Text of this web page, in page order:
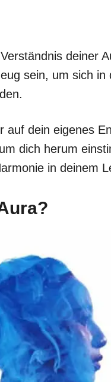
deiner
sein, um sich
auf dein eigenes
dich herum
in deinem